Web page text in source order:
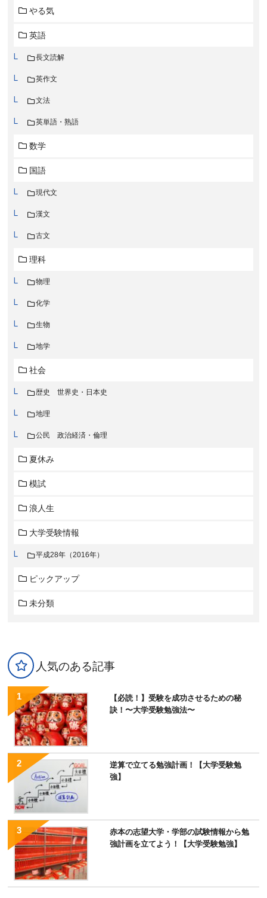
やる気
英語
長文読解
英作文
文法
英単語・熟語
数学
国語
現代文
漢文
古文
理科
物理
化学
生物
地学
社会
歴史 世界史・日本史
地理
公民 政治経済・倫理
夏休み
模試
浪人生
大学受験情報
平成28年（2016年）
ピックアップ
未分類
人気のある記事
【必読！】受験を成功させるための秘
訣！〜大学受験勉強法〜
逆算で立てる勉強計画！【大学受験勉
強】
赤本の志望大学・学部の試験情報から勉
強計画を立てよう！【大学受験勉強】